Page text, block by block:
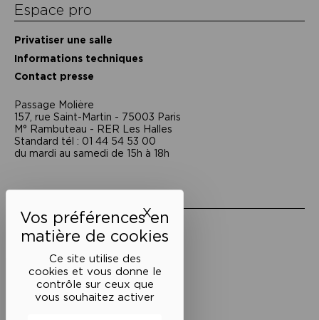
Ce site utilise des
cookies et vous donne le
contrôle sur ceux que
vous souhaitez activer
XMasquer le bandeau des
Espace pro
Privatiser une salle
Informations techniques
Contact presse
Passage Moliėre
157, rue Saint-Martin - 75003 Paris
M° Rambuteau - RER Les Halles
Standard tél : 01 44 54 53 00
du mardi au samedi de 15h à 18h
Mentions légales
Politique de confidentialité
Conditions générales de vente
Cookies